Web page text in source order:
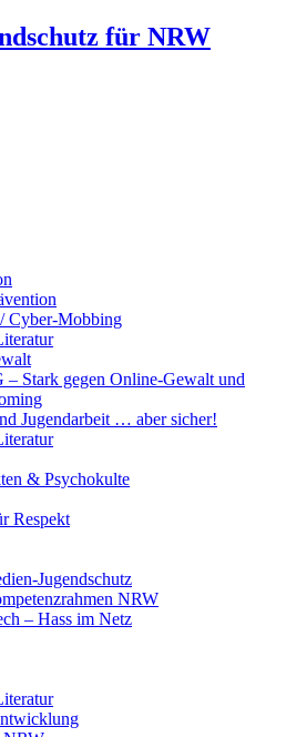
für NRW
Cyber-Mobbing
– Stark gegen Online-Gewalt und
Jugendarbeit … aber sicher!
& Psychokulte
Respekt
Jugendschutz
NRW
– Hass im Netz